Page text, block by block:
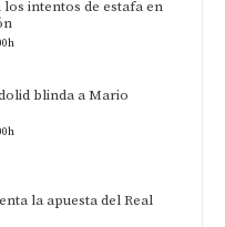
los intentos de estafa en
blinda a Mario
la apuesta del Real